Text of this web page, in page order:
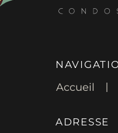
Accueil
ADRESSE